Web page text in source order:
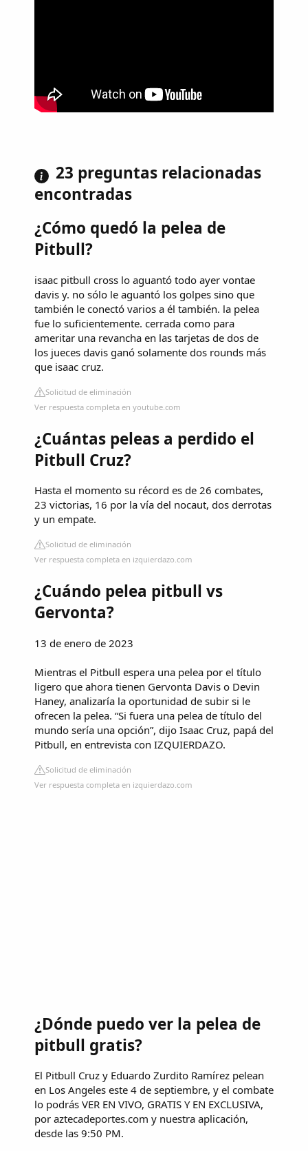
23 preguntas relacionadas
encontradas
¿Cómo quedó la pelea de
Pitbull?
isaac pitbull cross lo aguantó todo ayer vontae
davis y. no sólo le aguantó los golpes sino que
también le conectó varios a él también. la pelea
fue lo suficientemente. cerrada como para
ameritar una revancha en las tarjetas de dos de
los jueces davis ganó solamente dos rounds más
que isaac cruz.
Solicitud de eliminación
Ver respuesta completa en youtube.com
¿Cuántas peleas a perdido el
Pitbull Cruz?
Hasta el momento su récord es de 26 combates,
23 victorias, 16 por la vía del nocaut, dos derrotas
y un empate.
Solicitud de eliminación
Ver respuesta completa en izquierdazo.com
¿Cuándo pelea pitbull vs
Gervonta?
13 de enero de 2023
Mientras el Pitbull espera una pelea por el título
ligero que ahora tienen Gervonta Davis o Devin
Haney, analizaría la oportunidad de subir si le
ofrecen la pelea. “Si fuera una pelea de título del
mundo sería una opción”, dijo Isaac Cruz, papá del
Pitbull, en entrevista con IZQUIERDAZO.
Solicitud de eliminación
Ver respuesta completa en izquierdazo.com
¿Dónde puedo ver la pelea de
pitbull gratis?
El Pitbull Cruz y Eduardo Zurdito Ramírez pelean
en Los Angeles este 4 de septiembre, y el combate
lo podrás VER EN VIVO, GRATIS Y EN EXCLUSIVA,
por aztecadeportes.com y nuestra aplicación,
desde las 9:50 PM.